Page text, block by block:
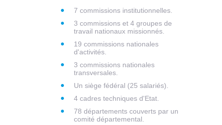
7 commissions institutionnelles.
3 commissions et 4 groupes de
travail nationaux missionnés.
19 commissions nationales
d'activités.
3 commissions nationales
transversales.
Un siège fédéral (25 salariés).
4 cadres techniques d'Etat.
78 départements couverts par un
comité départemental.